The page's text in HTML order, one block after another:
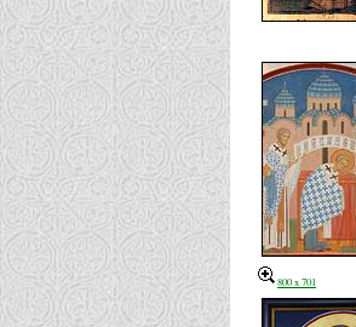
800 x 701